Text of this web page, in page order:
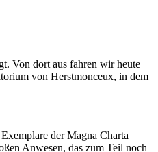
Von dort aus fahren wir heute
von Herstmonceux, in dem
der Magna Charta
Anwesen, das zum Teil noch